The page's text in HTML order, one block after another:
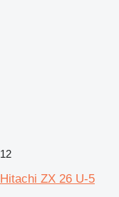
12
Hitachi ZX 26 U-5